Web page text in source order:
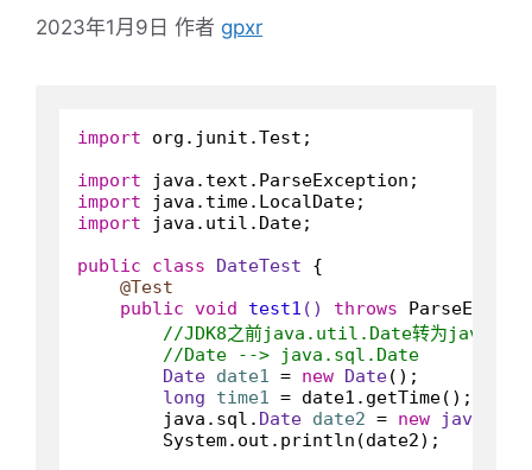
2023年1月9日 作者 gpxr
import org.junit.Test;
import
import
import java.util.Date;
public
class DateTest {
@Test
public void test1 () throws
//JDK8之前java.util.Date转为
//Date --> java.sql.Date
Date date1 = new Date();
long
time1 = date1.getTime();
        java.sql.
Date date2 = new java
        System.out.println(date2);